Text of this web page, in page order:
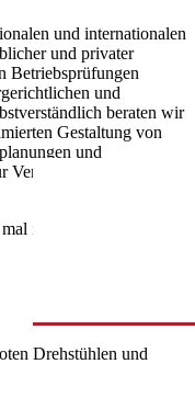
und internationalen
und privater
Betriebsprüfungen
und
beraten wir
Gestaltung von
und
eines
in unserem